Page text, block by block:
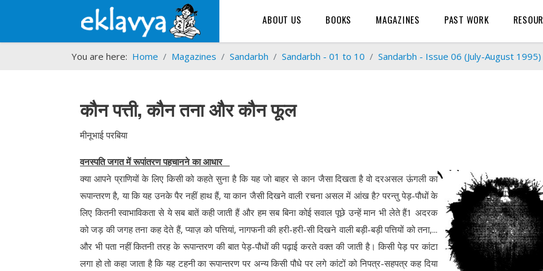
ABOUT US BOOKS MAGAZINES PAST WORK
You are here: Home Magazines Sandarbh Sandarbh - 01 to 10 Sandarbh - Issue 06 (July-August 1995)
कौन पत्ती, कौन तना और कौन फूल
मीनूभाई परबिया
वनस्पति जगत में रूपांतरण पहचानने का आधार
क्या आपने प्राणियों के लिए किसी को कहते सुना है कि यह जो बाहर से कान जैसा दिखता है वो दरअसल ऊंगली का
रूपान्तरण है, या कि यह उनके पैर नहीं हाथ हैं, या कान जैसी दिखने वाली रचना असल में आंख है? परन्तु पेड़-पौधों के
लिए कितनी स्वाभाविकता से ये सब बातें कही जाती हैं और हम सब बिना कोई सवाल पूछे उन्हें मान भी लेते हैं1 अदरक
को जड़ की जगह तना कह देते हैं, प्याज़ को पत्तियां, नागफनी की हरी-हरी-सी दिखने वाली बड़ी-बड़ी पत्तियों को तना,...
और भी पता नहीं कितनी तरह के रूपान्तरण की बात पेड़-पौधों की पढ़ाई करते वक्त की जाती है। किसी पेड़ पर कांटा
लगा हो तो कहा जाता है कि यह टहनी का रूपान्तरण पर अन्य किसी पौधे पर लगे कांटों को निपत्र-सहपत्र कह दिया